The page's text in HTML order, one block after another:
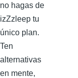
no hagas de
izZzleep tu
único plan.
Ten
alternativas
en mente,